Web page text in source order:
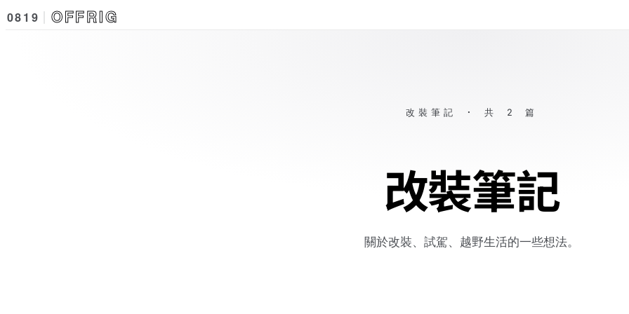
0819 OFFRIG
改裝筆記 · 共 2 篇
改裝筆記
關於改裝、試駕、越野生活的一些想法。